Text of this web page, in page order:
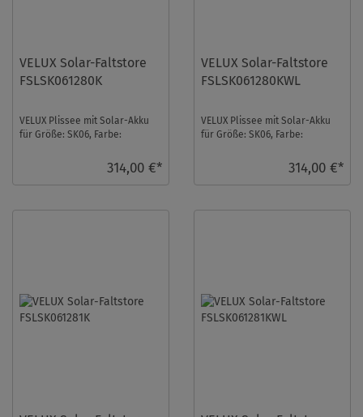
VELUX Solar-Faltstore
FSLSK061280K
VELUX Plissee mit Solar-Akku
für Größe: SK06, Farbe:
blickdicht, io-homec ...314,00 €*
VELUX Solar-Faltstore
FSLSK061280KWL
VELUX Plissee mit Solar-Akku
für Größe: SK06, Farbe:
314,00 €*